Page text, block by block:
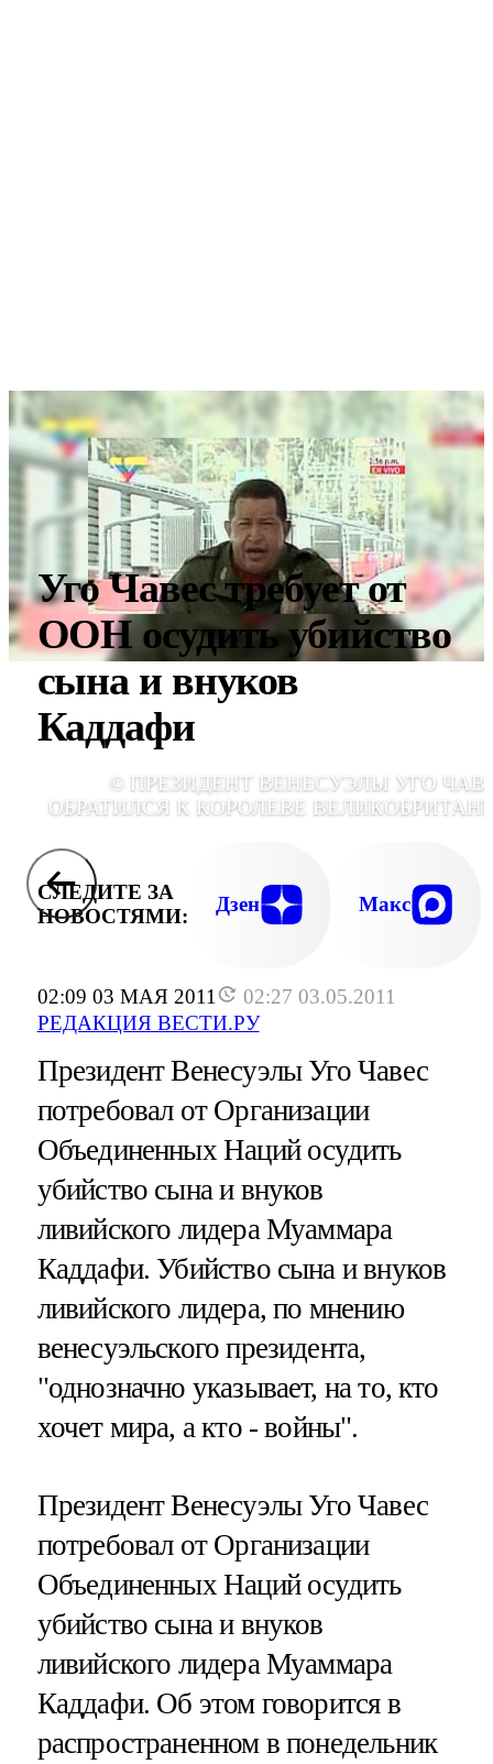
02:09 03 МАЯ 2011
02:27 03.05.2011
РЕДАКЦИЯ ВЕСТИ.РУ
Уго Чавес требует от
ООН осудить убийство
сына и внуков
Каддафи
© ПРЕЗИДЕНТ ВЕНЕСУЭЛЫ УГО
ОБРАТИЛСЯ К КОРОЛЕВЕ
СЛЕДИТЕ ЗА
НОВОСТЯМИ:
Дзен Макс
Президент Венесуэлы Уго Чавес
потребовал от Организации
Объединенных Наций осудить
убийство сына и внуков
ливийского лидера Муаммара
Каддафи. Убийство сына и внуков
ливийского лидера, по мнению
венесуэльского президента,
"однозначно указывает, на то, кто
хочет мира, а кто - войны".
Президент Венесуэлы Уго Чавес
потребовал от Организации
Объединенных Наций осудить
убийство сына и внуков
ливийского лидера Муаммара
Каддафи. Об этом говорится в
распространенном в понедельник